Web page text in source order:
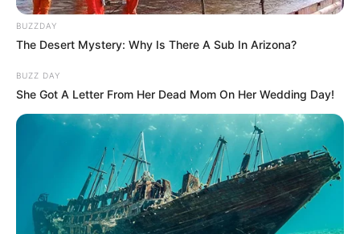
BUZZDAY
The Desert Mystery: Why Is There A Sub In Arizona?
BUZZ DAY
She Got A Letter From Her Dead Mom On Her Wedding Day!